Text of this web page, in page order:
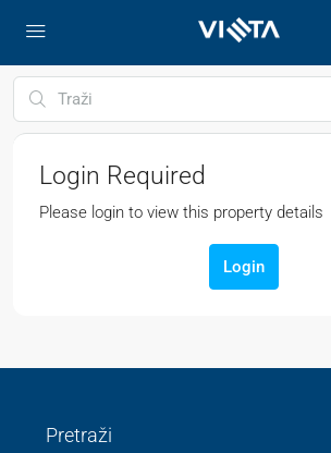
Login Required
Please login to view this property details
Login
Pretraži